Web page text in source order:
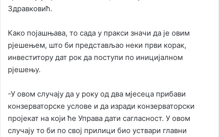
Здравковић.
Како појашњава, то сада у пракси значи да је овим
рјешењем, што би представљао неки први корак,
инвеститору дат рок да поступи по иницијалном
рјешењу.
-У овом случају да у року од два мјесеца прибави
конзерваторске услове и да изради конзерваторски
пројекат на који ће Управа дати сагласност. У овом
случају то би по свој прилици био уствари главни